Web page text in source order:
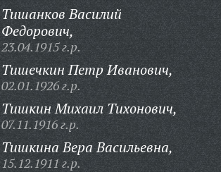
Тишанков Василий
Федорович,
23.04.1915 г.р.
Тишечкин Петр Иванович,
02.01.1926 г.р.
Тишкин Михаил Тихонович,
07.11.1916 г.р.
Тишкина Вера Васильевна,
15.12.1911 г.р.